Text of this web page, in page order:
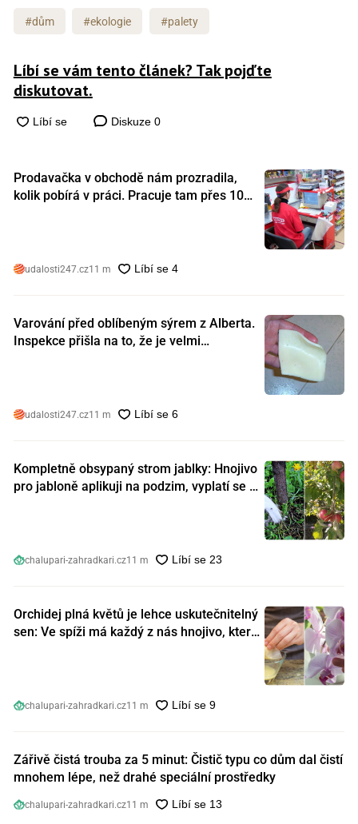
#dům #ekologie #palety
Líbí se vám tento článek? Tak pojďte
diskutovat.
Diskuze 0
Prodavačka v obchodě nám prozradila,
kolik pobírá v práci. Pracuje tam přes 10
udalosti247.cz11 m
Varování před oblíbeným sýrem z Alberta.
Inspekce přišla na to, že je velmi
udalosti247.cz11 m
Kompletně obsypaný strom jablky: Hnojivo
pro jabloně aplikuji na podzim, vyplatí se s
chalupari-zahradkari.cz11 m
Orchidej plná květů je lehce uskutečnitelný
sen: Ve spíži má každý z nás hnojivo, které
chalupari-zahradkari.cz11 m
Zářivě čistá trouba za 5 minut: Čistič typu co dům dal čistí
mnohem lépe, než drahé speciální prostředky
chalupari-zahradkari.cz11 m